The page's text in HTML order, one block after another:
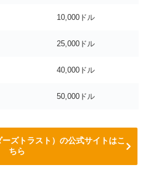
10,000ドル
25,000ドル
40,000ドル
50,000ドル
ズトラスト）の公式サイトはこ
ちら